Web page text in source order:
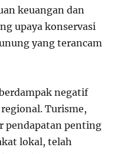
keuangan dan
upaya konservasi
yang terancam
negatif
Turisme,
pendapatan penting
lokal, telah